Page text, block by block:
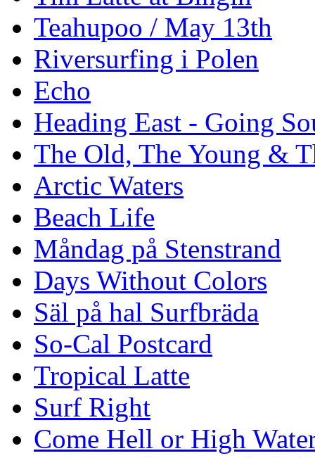
Teahupoo / May 13th
Riversurfing i Polen
Echo
Heading East - Going
The Old, The Young &
Arctic Waters
Beach Life
Måndag på Stenstrand
Days Without Colors
Säl på hal Surfbräda
So-Cal Postcard
Tropical Latte
Surf Right
Come Hell or High